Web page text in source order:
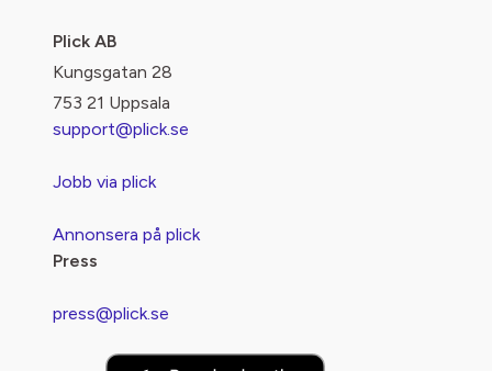
Plick AB
Kungsgatan 28
753 21 Uppsala
support@plick.se
Jobb via plick
Annonsera på plick
Press
press@plick.se